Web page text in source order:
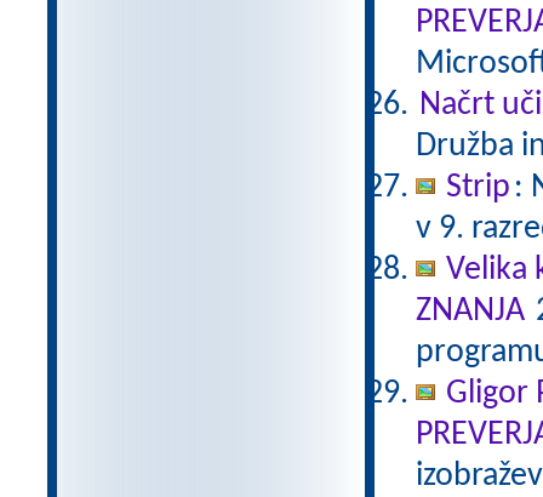
Načrt
Družba
Strip :
v 9.
Velika
ZNANJA
Gligor